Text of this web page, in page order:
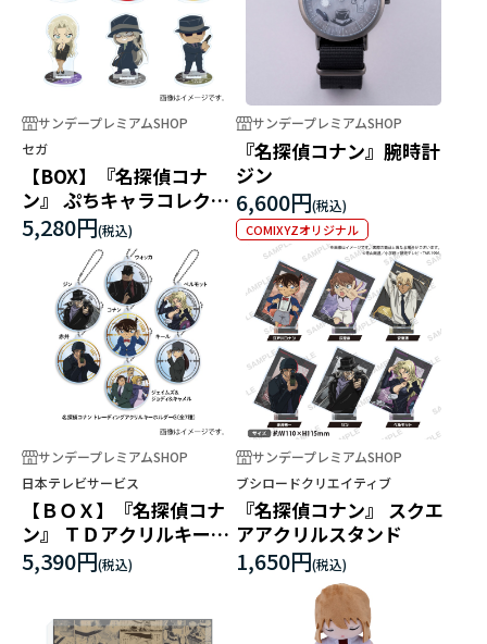
サンデープレミアムSHOP
セガ
【BOX】『名探偵コナ
ン』 ぷちキャラコレクト
アクリルスタンド Vol.6
5,280円
サンデープレミアムSHOP
『名探偵コナン』腕時計
ジン
6,600円
COMIXYZオリジナル
サンデープレミアムSHOP
日本テレビサービス
【ＢＯＸ】『名探偵コナ
ン』 ＴＤアクリルキーホ
ルダーＧ
5,390円
サンデープレミアムSHOP
ブシロードクリエイティブ
『名探偵コナン』 スクエ
アアクリルスタンド
1,650円